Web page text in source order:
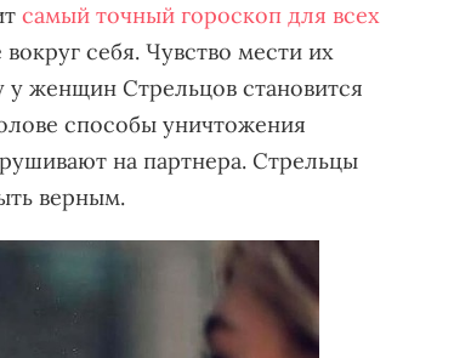
самый точный гороскоп для всех
себя. Чувство мести их
у женщин Стрельцов становится
способы уничтожения
на партнера. Стрельцы
верным.